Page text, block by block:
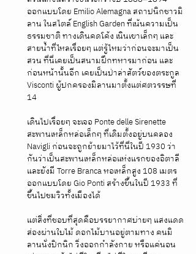
ออกแบบโดย Emilio Alemagna สถาปนิกชาวมิ
ลาน ในสไตล์ English Garden ที่เน้นความเป็น
ธรรมชาติ ทางเดินคดโค้ง เนินเขาเล็กๆ และ
สายน้ำที่ไหลเรื่อยๆ แต่รู้ไหมว่าก่อนจะมาเป็น
สวน ที่นี่เคยเป็นสนามฝึกทหารมาก่อน และ
ก่อนหน้านั้นอีก เคยเป็นป่าล่าสัตว์ของตระกูล
Visconti ผู้ปกครองมิลานมาตั้งแต่ศตวรรษที่
14
เดินไปเรื่อยๆ จะเจอ Ponte delle Sirenette
สะพานเหล็กหล่อเล็กๆ ที่เดิมตั้งอยู่บนคลอง
Navigli ก่อนจะถูกย้ายมาไว้ที่นี่ในปี 1930 ว่า
กันว่าเป็นสะพานเหล็กหล่อแห่งแรกของอิตาลี
และยังมี Torre Branca หอเหล็กสูง 108 เมตร
ออกแบบโดย Gio Ponti สร้างขึ้นในปี 1933 ที่
ขึ้นไปชมวิวทั้งเมืองได้
แต่สิ่งที่ชอบที่สุดคือบรรยากาศบ่ายๆ แสงแดด
ส่องผ่านใบไม้ ดอกไม้บานอยู่ตามทาง คนมิ
ลานนั่งปิกนิก วิ่งออกกำลังกาย หรือแค่นอน